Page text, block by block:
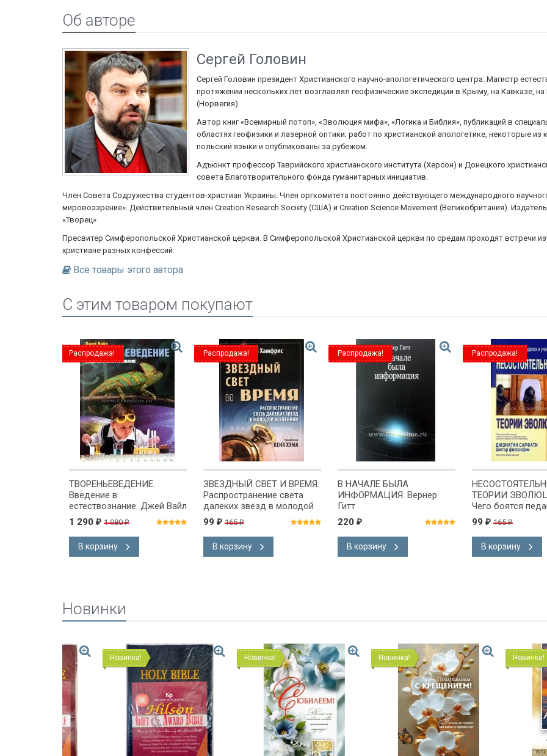
Об авторе
Сергей Головин
Сергей Головин президент Христианского научно-апологетического центра. Магистр
протяжении нескольких лет возглавлял геофизические экспедиции в Крыму, на Кавказе,
(Норвегия).
Автор книг «Всемирный потоп», «Эволюция мифа», «Логика и Библия», публикаций в
областях геофизики и лазерной оптики; работ по христианской апологетике, некоторые из
польский языки и опубликованы за рубежом.
Адъюнкт профессор Таврийского христианского института (Херсон) и Донецкого
совета Благотворительного фонда гуманитарных инициатив.
Член Совета Содружества студентов-христиан Украины. Член оргкомитета постоянно действующего международного
мировоззрение». Действительный член Creation Research Society (США) и Creation Science Movement (Великобритания).
«Творец»
Пресвитер Симферопольской Христианской церкви. В Симферопольской Христианской церкви по средам проходят встречи
христиане разных конфессий.
Все товары этого автора
C этим товаром покупают
Распродажа!
ТВОРЕНЬЕВЕДЕНИЕ.
Введение в
естествознание. Джей Вайл
1 290 ₽ 1 980₽
В корзину
Распродажа!
ЗВЕЗДНЫЙ СВЕТ И ВРЕМЯ.
Распространение света
далеких звезд в молодой
вселенной. Рассел Хамфри
99 ₽ 165₽
В корзину
Распродажа!
В НАЧАЛЕ БЫЛА
ИНФОРМАЦИЯ. Вернер
Гитт
220 ₽
В корзину
Распродажа!
ТЕОРИИ
Чего боятся
ученые? Джонатан
Сарфати
99 ₽ 165₽
В корзину
Новинки
Новинка! Новинка! Новинка! Новинка!